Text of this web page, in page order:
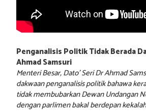
Penganalisis Politik Tidak Berada
Ahmad Samsuri
Menteri Besar, Dato’ Seri Dr Ahmad
dakwaan penganalisis politik bahawa
tidak membubarkan Dewan Undangan
dengan parlimen bakal berdepan